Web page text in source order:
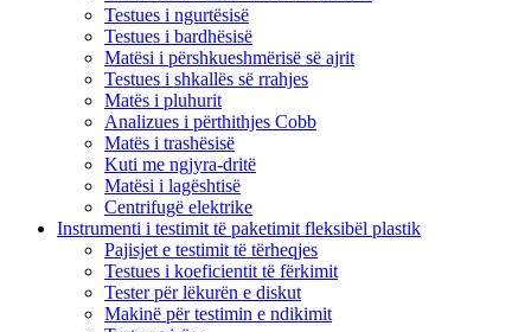
Testues i ngurtësisë
Testues i bardhësisë
Matësi i përshkueshmërisë së ajrit
Testues i shkallës së rrahjes
Matës i pluhurit
Analizues i përthithjes Cobb
Matës i trashësisë
Kuti me ngjyra-dritë
Matësi i lagështisë
Centrifugë elektrike
Instrumenti i testimit të paketimit fleksibël plastik
Pajisjet e testimit të tërheqjes
Testues i koeficientit të fërkimit
Tester për lëkurën e diskut
Makinë për testimin e ndikimit